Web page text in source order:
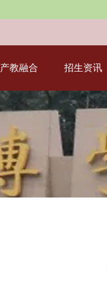
产教融合 招生资讯